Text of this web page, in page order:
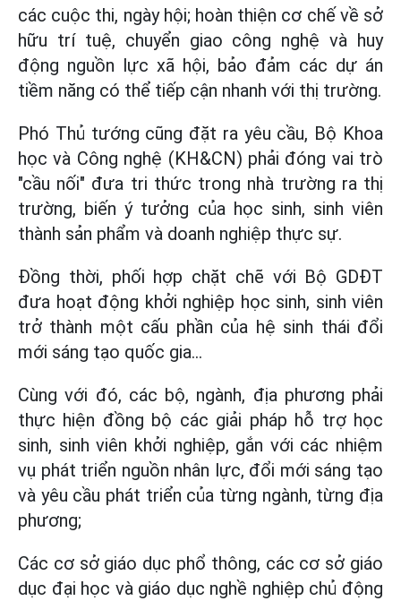
các cuộc thi, ngày hội; hoàn thiện cơ chế về sở
hữu trí tuệ, chuyển giao công nghệ và huy
động nguồn lực xã hội, bảo đảm các dự án
tiềm năng có thể tiếp cận nhanh với thị trường.
Phó Thủ tướng cũng đặt ra yêu cầu, Bộ Khoa
học và Công nghệ (KH&CN) phải đóng vai trò
"cầu nối" đưa tri thức trong nhà trường ra thị
trường, biến ý tưởng của học sinh, sinh viên
thành sản phẩm và doanh nghiệp thực sự.
Đồng thời, phối hợp chặt chẽ với Bộ GDĐT
đưa hoạt động khởi nghiệp học sinh, sinh viên
trở thành một cấu phần của hệ sinh thái đổi
mới sáng tạo quốc gia...
Cùng với đó, các bộ, ngành, địa phương phải
thực hiện đồng bộ các giải pháp hỗ trợ học
sinh, sinh viên khởi nghiệp, gắn với các nhiệm
vụ phát triển nguồn nhân lực, đổi mới sáng tạo
và yêu cầu phát triển của từng ngành, từng địa
phương;
Các cơ sở giáo dục phổ thông, các cơ sở giáo
dục đại học và giáo dục nghề nghiệp chủ động